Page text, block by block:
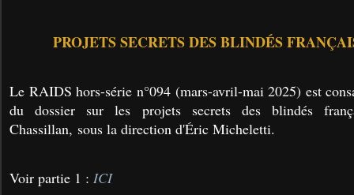
PROJETS SECRETS DES BLINDÉS
Le RAIDS hors-série n°094 (mars-avril-mai 2025) est
du dossier sur les projets secrets des blindés
Chassillan, sous la direction d'Éric Micheletti.
Voir partie 1 : ICI